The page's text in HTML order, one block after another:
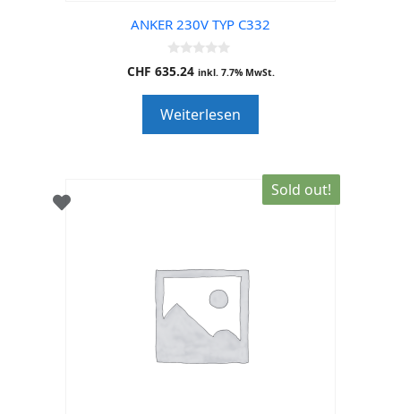
ANKER 230V TYP C332
0
o
o
f
5
CHF 635.24 inkl. 7.7% MwSt.
Weiterlesen
Sold out!